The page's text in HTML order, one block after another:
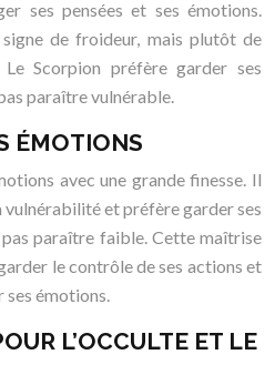
ses pensées et ses émotions.
signe de froideur, mais plutôt de
Scorpion préfère garder ses
paraître vulnérable.
ÉMOTIONS
avec une grande finesse. Il
vulnérabilité et préfère garder ses
paraître faible. Cette maîtrise
le contrôle de ses actions et
ses émotions.
L’OCCULTE ET LE